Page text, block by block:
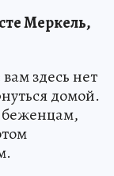
Меркель,
здесь нет
домой.